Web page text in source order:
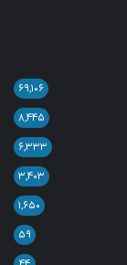
۶۹,۱۰۶
۸,۴۴۵
۶,۳۳۳
۳,۴۰۳
۱,۶۵۰
۵۹